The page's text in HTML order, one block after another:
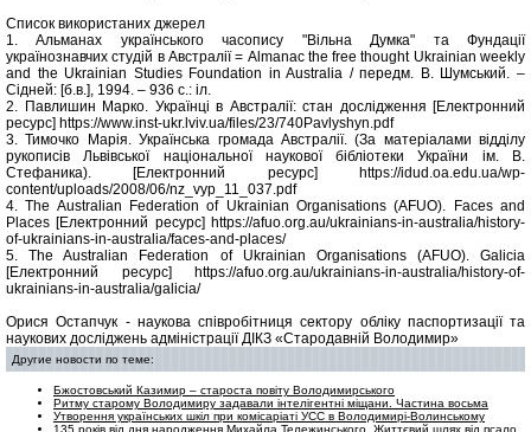
Список використаних джерел
1. Альманах українського часопису "Вільна Думка" та Фундації
українознавчих студій в Австралії = Almanac the free thought Ukrainian weekly
and the Ukrainian Studies Foundation in Australia / передм. В. Шумський. –
Сідней: [б.в.], 1994. – 936 c.: іл.
2. Павлишин Марко. Українці в Австралії: стан дослідження [Електронний
ресурс] https://www.inst-ukr.lviv.ua/files/23/740Pavlyshyn.pdf
3. Тимочко Марія. Українська громада Австралії. (За матеріалами відділу
рукописів Львівської національної наукової бібліотеки України ім. В.
Стефаника). [Електронний ресурс] https://idud.oa.edu.ua/wp-
content/uploads/2008/06/nz_vyp_11_037.pdf
4. The Australian Federation of Ukrainian Organisations (AFUO). Faces and
Places [Електронний ресурс] https://afuo.org.au/ukrainians-in-australia/history-
of-ukrainians-in-australia/faces-and-places/
5. The Australian Federation of Ukrainian Organisations (AFUO). Galicia
[Електронний ресурс] https://afuo.org.au/ukrainians-in-australia/history-of-
ukrainians-in-australia/galicia/
Орися Остапчук - наукова співробітниця сектору обліку паспортизації та
наукових досліджень адміністрації ДІКЗ «Стародавній Володимир»
Другие новости по теме:
Бжостовський Казимир – староста повіту Володимирського
Ритму старому Володимиру задавали інтелігентні міщани. Частина восьма
Утворення українських шкіл при комісаріаті УСС в Володимирі-Волинському
135 років від дня народження Михайла Тележинського. Життєвий шлях від псало